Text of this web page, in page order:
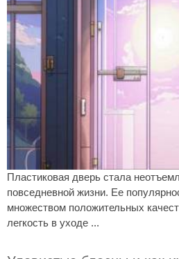
Пластиковая дверь стала
повседневной жизни. Ее
множеством положительных
легкость в уходе ...